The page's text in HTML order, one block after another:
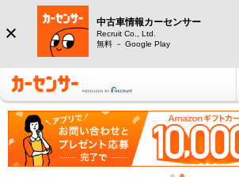
中古車情報カーセンサー
Recruit Co., Ltd.
無料 － Google Play